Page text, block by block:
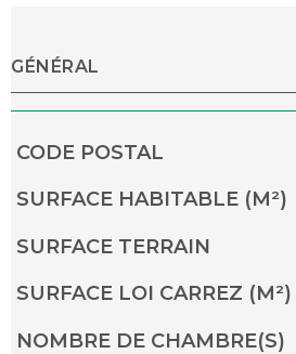
GÉNÉRAL
Caractérisque Valeurs
CODE POSTAL
SURFACE HABITABLE (M²)
SURFACE TERRAIN
SURFACE LOI CARREZ (M²)
NOMBRE DE CHAMBRE(S)